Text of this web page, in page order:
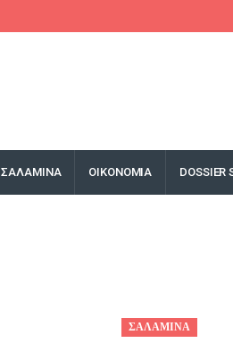
ΣΑΛΑΜΙΝΑ ΟΙΚΟΝΟΜΙΑ DOSSIER
ΣΑΛΑΜΙΝΑ